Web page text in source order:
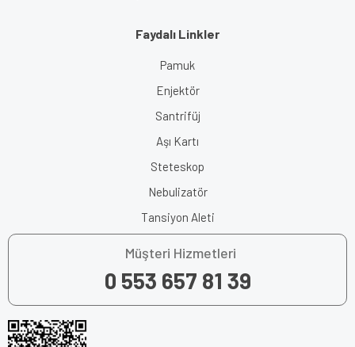
Faydalı Linkler
Pamuk
Enjektör
Santrifüj
Aşı Kartı
Steteskop
Nebulizatör
Tansiyon Aleti
Müşteri Hizmetleri
0 553 657 81 39